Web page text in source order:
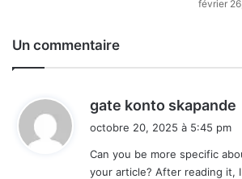
février
Un commentaire
gate konto skapande
octobre 20, 2025 à 5:45 pm
Can you be more specific
your article? After reading it,